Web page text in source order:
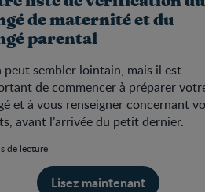
de maternité et du
parental
peut sembler lointain, mais il est
de commencer à préparer
et à vous renseigner concernant
avant l’arrivée du petit dernier.
de lecture
Lisez maintenant